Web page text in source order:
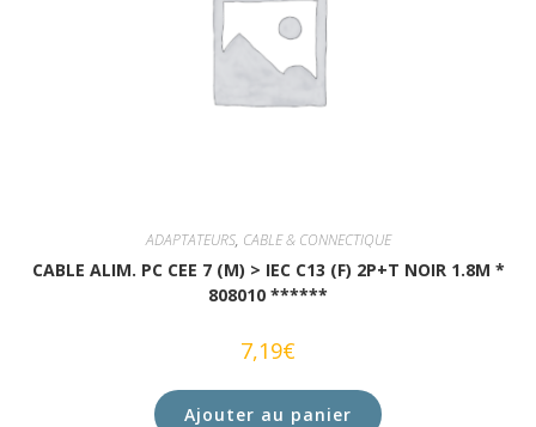
ADAPTATEURS, CABLE & CONNECTIQUE
CABLE ALIM. PC CEE 7 (M) > IEC C13 (F) 2P+T NOIR 1.8M *
808010 ******
7,19€
Ajouter au panier